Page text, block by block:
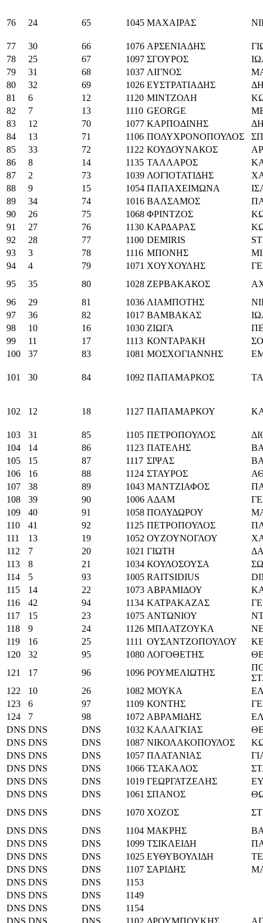
76 24 65 1045 ΜΑΧΑΙΡΑΣ
77 30 66 1076 ΑΡΣΕΝΙΑΔΗΣ
78
25 67 1097 ΣΓΟΥΡΟΣ
79
31 68 1037 ΛΙΓΝΟΣ
80
32 69 1026 ΕΥΣΤΡΑΤΙΑΔΗΣ
81
6 12 1120 ΜΙΝΤΖΟΛΗ
82
7 13 1110 GEORGE
83
12 70 1077 ΚΑΡΠΟΔΙΝΗΣ
84
13 71 1106 ΠΟΛΥΧΡΟΝΟΠΟΥΛΟΣ
85
33 72 1122 ΚΟΥΔΟΥΝΑΚΟΣ
86
8 14 1135 ΤΑΛΛΑΡΟΣ
87
2 73 1039 ΛΟΓΙΟΤΑΤΙΔΗΣ
88
9 15 1054 ΠΑΠΑΧΕΙΜΩΝΑ
89
34 74 1016 ΒΑΛΣΑΜΟΣ
90
26 75 1068 ΦΡΙΝΤΖΟΣ
91
27 76 1130 ΚΑΡΔΑΡΑΣ
92
28 77 1100 DEMIRIS
93
3 78 1116 ΜΠΟΝΗΣ
94
4 79 1071 ΧΟΥΧΟΥΛΗΣ
95
35 80 1028 ΖΕΡΒΑΚΑΚΟΣ
96
29 81 1036 ΛΙΑΜΠΟΤΗΣ
97
36 82 1017 ΒΑΜΒΑΚΑΣ
98
10 16 1030 ΖΙΩΓΑ
99
11 17 1113 ΚΟΝΤΑΡΑΚΗ
100
37 83 1081 ΜΟΣΧΟΓΙΑΝΝΗΣ
101 30 84 1092 ΠΑΠΑΜΑΡΚΟΣ
102 12 18 1127 ΠΑΠΑΜΑΡΚΟΥ
103 31 85 1105 ΠΕΤΡΟΠΟΥΛΟΣ
104
14 86 1123 ΠΑΤΕΛΗΣ
105
15 87 1117 ΣΙΨΑΣ
106
16 88 1124 ΣΤΑΥΡΟΣ
107
38 89 1043 ΜΑΝΤΖΙΑΦΟΣ
108
39 90 1006 ΑΔΑΜ
109
40 91 1058 ΠΟΛΥΔΩΡΟΥ
110
41 92 1125 ΠΕΤΡΟΠΟΥΛΟΣ
111
13 19 1052 ΟΥΖΟΥΝΟΓΛΟΥ
112
7 20 1021 ΓΙΩΤΗ
113
8 21 1034 ΚΟΥΛΟΣΟΥΣΑ
114
5 93 1005 RAITSIDIUS
115
14 22 1073 ΑΒΡΑΜΙΔΟΥ
116
42 94 1134 ΚΑΤΡΑΚΑΖΑΣ
117
15 23 1075 ΑΝΤΩΝΙΟΥ
118
9 24 1126 ΜΠΛΑΤΖΟΥΚΑ
119
16 25 1111 ΟΥΣΑΝΤΖΟΠΟΥΛΟΥ
120
32 95 1080 ΛΟΓΟΘΕΤΗΣ
121
17 96 1096 ΡΟΥΜΕΛΙΩΤΗΣ
122
10 26 1082 ΜΟΥΚΑ
123
6 97 1109 ΚΟΝΤΗΣ
124
7 98 1072 ΑΒΡΑΜΙΔΗΣ
DNS DNS DNS 1032 ΚΑΛΑΓΚΙΑΣ
DNS DNS DNS 1087 ΝΙΚΟΛΑΚΟΠΟΥΛΟΣ
DNS DNS DNS 1057 ΠΛΑΤΑΝΙΑΣ
DNS DNS DNS 1066 ΤΣΑΚΑΛΟΣ
DNS DNS DNS 1019 ΓΕΩΡΓΑΤΖΕΛΗΣ
DNS DNS DNS 1061 ΣΠΑΝΟΣ
DNS DNS DNS 1070 ΧΟΖΟΣ
DNS DNS DNS 1104 ΜΑΚΡΗΣ
DNS DNS DNS 1099 ΤΣΙΚΛΕΙΔΗ
DNS DNS DNS 1025 ΕΥΘΥΒΟΥΛΙΔΗ
DNS DNS DNS 1107 ΣΑΡΙΔΗΣ
DNS DNS DNS
1153
DNS DNS DNS
1149
DNS DNS DNS
1154